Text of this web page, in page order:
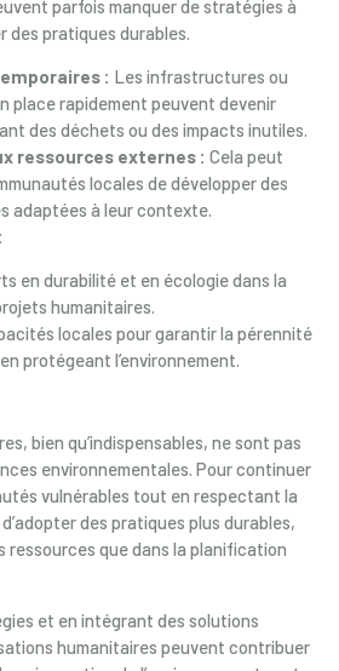
parfois manquer de stratégies à
des pratiques durables.
: Les infrastructures ou
place rapidement peuvent devenir
des déchets ou des impacts inutiles.
ressources externes : Cela peut
locales de développer des
adaptées à leur contexte.
en durabilité et en écologie dans la
humanitaires.
locales pour garantir la pérennité
protégeant l’environnement.
bien qu’indispensables, ne sont pas
environnementales. Pour continuer
vulnérables tout en respectant la
des pratiques plus durables,
ressources que dans la planification
et en intégrant des solutions
humanitaires peuvent contribuer